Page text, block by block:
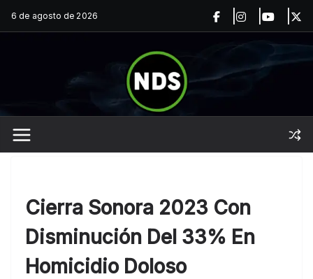
Saltar
al
6 de agosto de 2026
Cierra Sonora 2023 Con
Disminución Del 33% En
Homicidio Doloso